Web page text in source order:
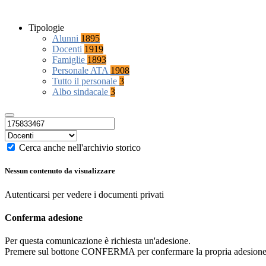
Tipologie
Alunni 1895
Docenti 1919
Famiglie 1893
Personale ATA 1908
Tutto il personale 3
Albo sindacale 3
Cerca anche nell'archivio storico
Nessun contenuto da visualizzare
Autenticarsi per vedere i documenti privati
Conferma adesione
Per questa comunicazione è richiesta un'adesione.
Premere sul bottone CONFERMA per confermare la propria